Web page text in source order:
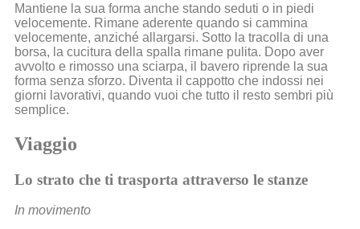
Mantiene la sua forma anche stando seduti o in piedi
velocemente. Rimane aderente quando si cammina
velocemente, anziché allargarsi. Sotto la tracolla di una
borsa, la cucitura della spalla rimane pulita. Dopo aver
avvolto e rimosso una sciarpa, il bavero riprende la sua
forma senza sforzo. Diventa il cappotto che indossi nei
giorni lavorativi, quando vuoi che tutto il resto sembri più
semplice.
Viaggio
Lo strato che ti trasporta attraverso le stanze
In movimento